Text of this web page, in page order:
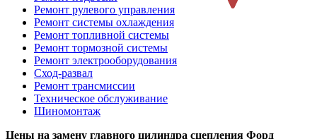
Ремонт рулевого управления
Ремонт системы охлаждения
Ремонт топливной системы
Ремонт тормозной системы
Ремонт электрооборудования
Сход-развал
Ремонт трансмиссии
Техническое обслуживание
Шиномонтаж
Цены на замену главного цилиндра сцепления Форд